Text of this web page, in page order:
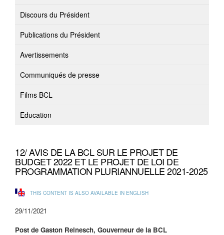
Discours du Président
Publications du Président
Avertissements
Communiqués de presse
Films BCL
Education
12/ AVIS DE LA BCL SUR LE PROJET DE
BUDGET 2022 ET LE PROJET DE LOI DE
PROGRAMMATION PLURIANNUELLE 2021-2025
THIS CONTENT IS ALSO AVAILABLE IN ENGLISH
29/11/2021
Post de Gaston Reinesch, Gouverneur de la BCL